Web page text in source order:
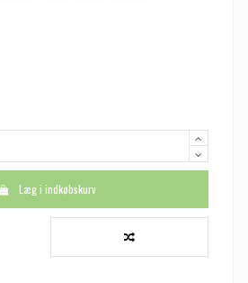
Læg i indkøbskurv